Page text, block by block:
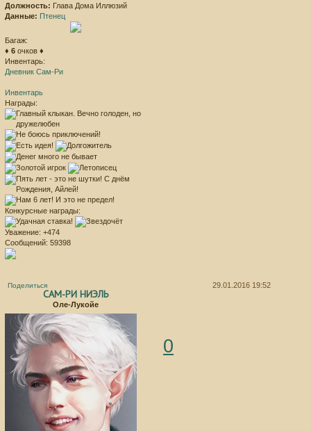
Должность: Глава Дома Иллюзий
Данные: Птенец
Багаж:
♦ 6 очков ♦
Инвентарь:
Дневник Сам-Ри
Инвентарь
Награды:
Конкурсные награды:
Уважение: +474
Сообщений: 59398
Поделиться 29.01.2016 19:52
САМ-РИ НИЭЛЬ
Оле-Лукойе
0